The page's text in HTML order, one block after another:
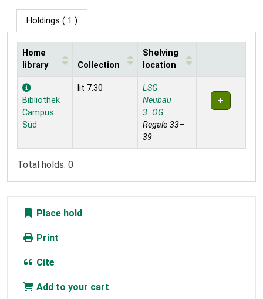
Holdings ( 1 )
Holdings
Home
library
Collection
Shelving
location
Bibliothek
Campus
Süd
lit 7.30
LSG
Neubau
3. OG
Regale 33–
39
Total holds: 0
Place hold
Print
Cite
Add to your cart